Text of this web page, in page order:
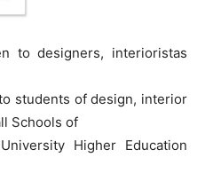
to designers, interioristas
students of design, interior
Schools of
Higher Education